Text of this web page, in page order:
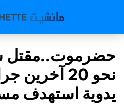
حضرموت..مقتل
نحو 20
يدوية استهدف